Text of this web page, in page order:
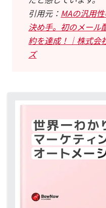
引用元： MAの汎用
決め手。初のメール
約を達成！｜株式会
ズ